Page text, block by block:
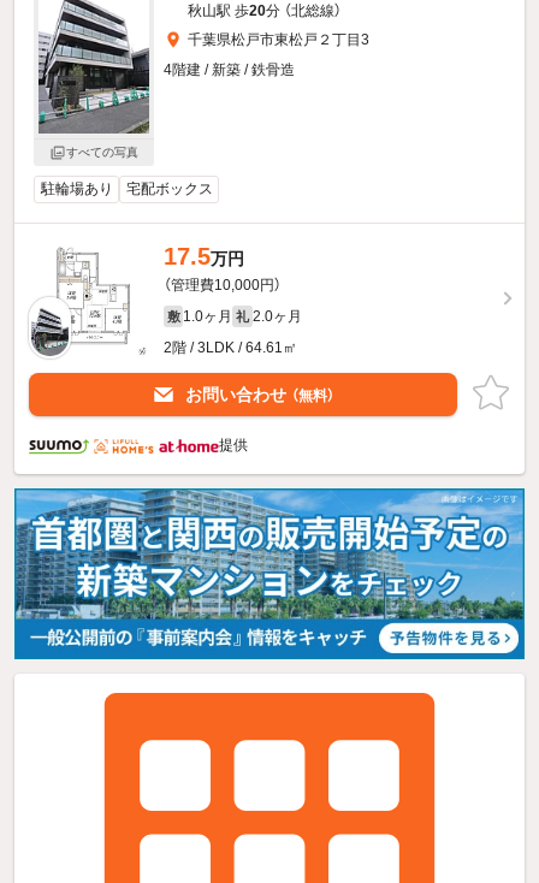
すべての写真
秋山駅 歩20分 （北総線）
千葉県松戸市東松戸２丁目3
4階建 / 新築 / 鉄骨造
駐輪場あり 宅配ボックス
17.5万円
（管理費10,000円）
敷 1.0ヶ月 礼 2.0ヶ月
2階 / 3LDK / 64.61㎡
お問い合わせ （無料）
提供